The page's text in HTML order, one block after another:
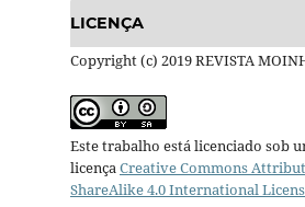
LICENÇA
Copyright (c) 2019 REVISTA
Este trabalho está licenciado sob
licençaCreative Commons
ShareAlike 4.0 International